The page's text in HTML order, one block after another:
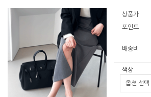
상품가
포인트
배송비
색상